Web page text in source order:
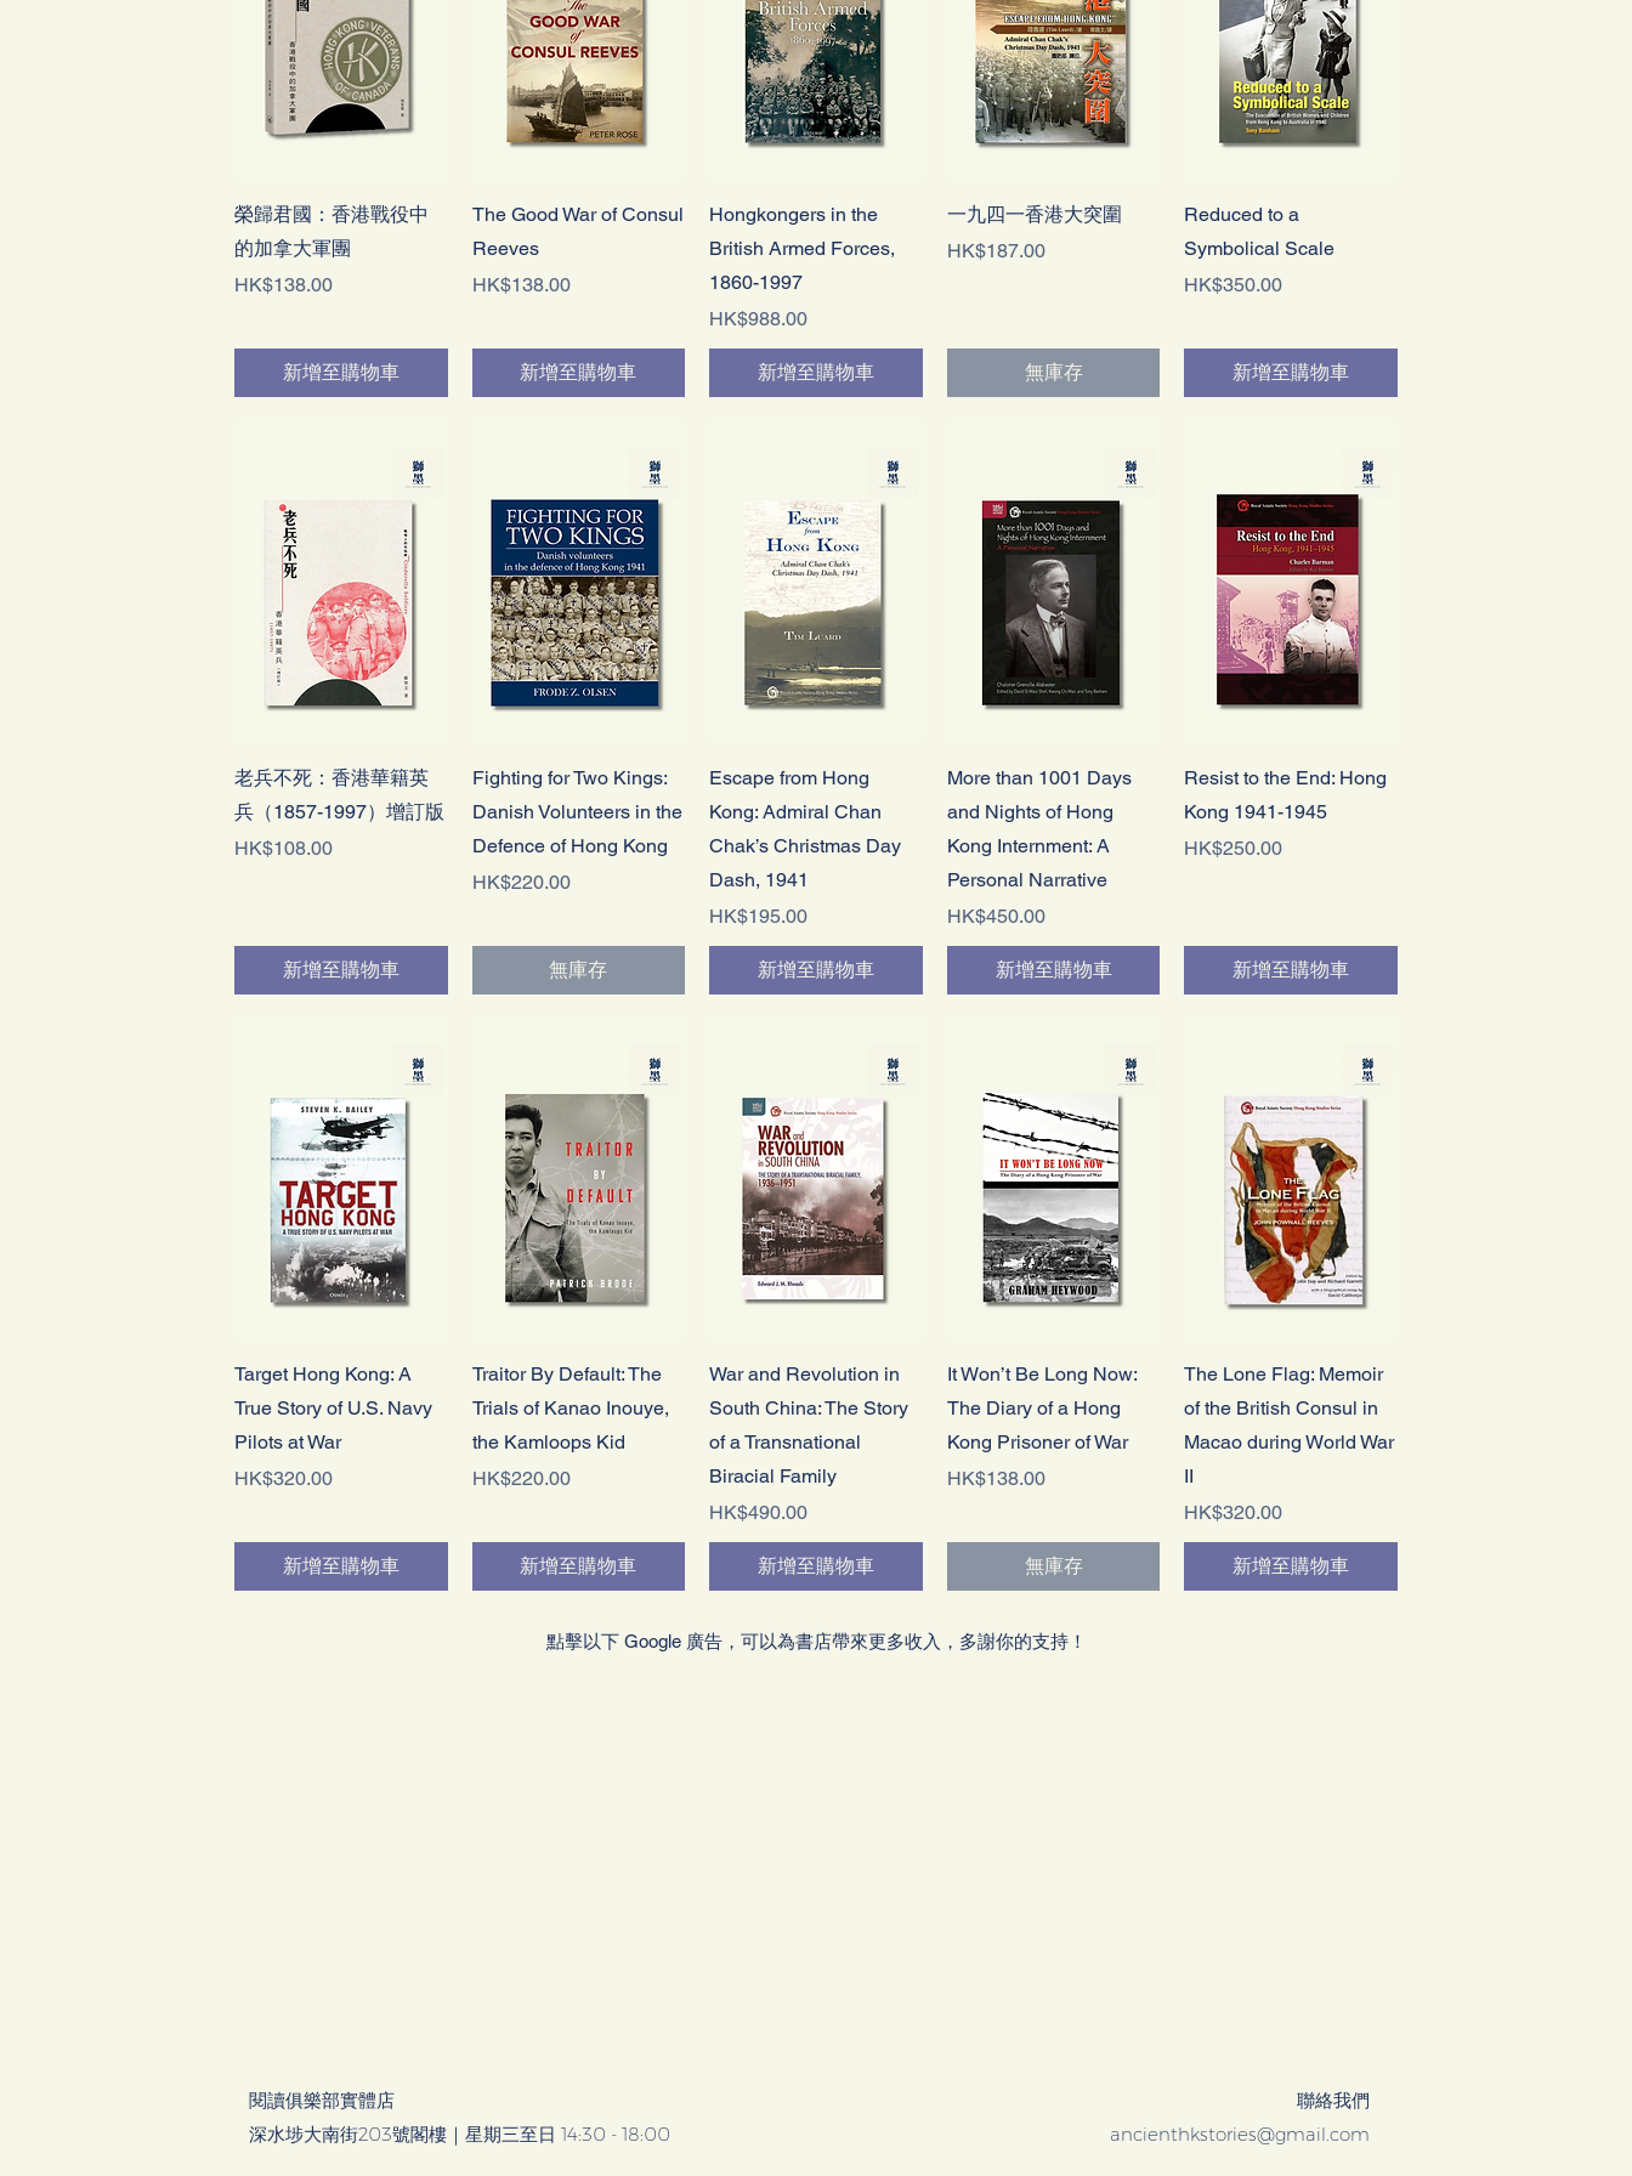
快速瀏覽
榮歸君國：香港戰役中
的加拿大軍團
價格
HK$138.00
新增至購物車
快速瀏覽
The Good War of Consul
Reeves
價格
HK$138.00
新增至購物車
快速瀏覽
Hongkongers in the
British Armed Forces,
1860-1997
價格
HK$988.00
新增至購物車
快速瀏覽
一九四一香港大突圍
價格
HK$187.00
無庫存
快速瀏覽
Reduced to a
Symbolical Scale
價格
HK$350.00
新增至購物車
快速瀏覽
老兵不死：香港華籍英
兵（1857-1997）增訂版
價格
HK$108.00
新增至購物車
快速瀏覽
Fighting for Two Kings:
Danish Volunteers in the
Defence of Hong Kong
價格
HK$220.00
無庫存
快速瀏覽
Escape from Hong
Kong: Admiral Chan
Chak’s Christmas Day
Dash, 1941
價格
HK$195.00
新增至購物車
快速瀏覽
More than 1001 Days
and Nights of Hong
Kong Internment: A
Personal Narrative
價格
HK$450.00
新增至購物車
快速瀏覽
Resist to the End: Hong
Kong 1941-1945
價格
HK$250.00
新增至購物車
快速瀏覽
Target Hong Kong: A
True Story of U.S. Navy
Pilots at War
價格
HK$320.00
新增至購物車
快速瀏覽
Traitor By Default: The
Trials of Kanao Inouye,
the Kamloops Kid
價格
HK$220.00
新增至購物車
快速瀏覽
War and Revolution in
South China: The Story
of a Transnational
Biracial Family
價格
HK$490.00
新增至購物車
快速瀏覽
It Won’t Be Long Now:
The Diary of a Hong
Kong Prisoner of War
價格
HK$138.00
無庫存
快速瀏覽
The Lone Flag: Memoir
of the British Consul in
Macao during World War
II
價格
HK$320.00
新增至購物車
點擊以下 Google 廣告，可以為書店帶來更多收入，多謝你的支持！
閱讀俱樂部實體店​
深水埗大南街203號閣樓｜星期三至日 14:30 - 18:00
聯絡我們
ancienthkstories@gmail.com